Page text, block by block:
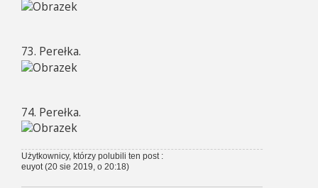
73. Perełka.
74. Perełka.
Użytkownicy, którzy polubili ten post :
euyot(20 sie 2019, o 20:18)